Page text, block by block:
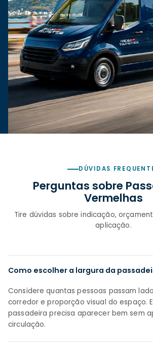
DÚVIDAS
Perguntas sobre
Vermelhas
Tire dúvidas sobre indicação,
aplicação.
Como escolher a largura da
Considere quantas pessoas passam
corredor e proporção visual do espaço.
passadeira precisa aparecer bem sem
circulação.